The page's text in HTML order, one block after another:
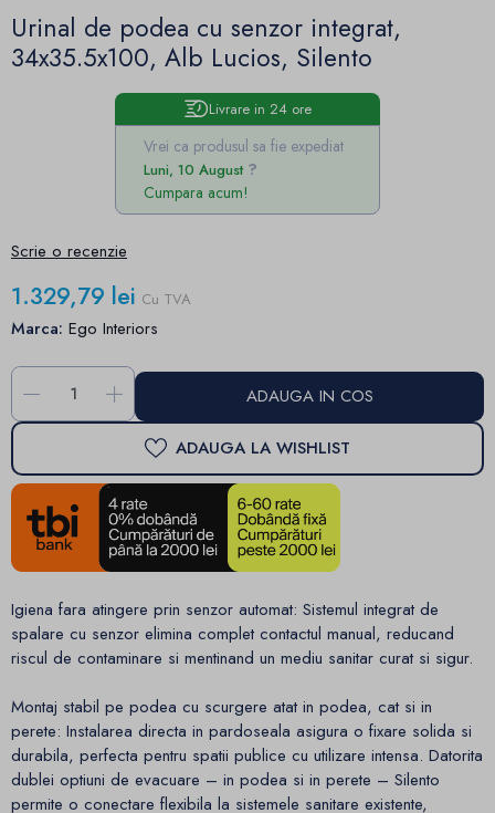
Urinal de podea cu senzor integrat,
34x35.5x100, Alb Lucios, Silento
Livrare in 24 ore
Vrei ca produsul sa fie expediat
Luni, 10 August
Cumpara acum!
Scrie o recenzie
1.329,79 lei Cu TVA
Marca: Ego Interiors
- + ADAUGA IN COS
ADAUGA LA WISHLIST
Igiena fara atingere prin senzor automat: Sistemul integrat de
spalare cu senzor elimina complet contactul manual, reducand
riscul de contaminare si mentinand un mediu sanitar curat si sigur.
Montaj stabil pe podea cu scurgere atat in podea, cat si in
perete: Instalarea directa in pardoseala asigura o fixare solida si
durabila, perfecta pentru spatii publice cu utilizare intensa. Datorita
dublei optiuni de evacuare – in podea si in perete – Silento
permite o conectare flexibila la sistemele sanitare existente,